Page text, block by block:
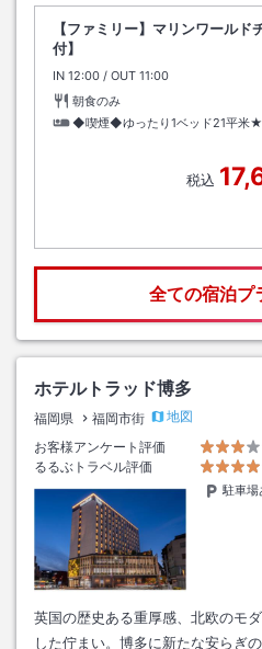
【ファミリー】マリンワール
付】
IN チェックイン
12:00 / OUT チェックアウト
11:00
朝食のみ
◆喫煙◆ゆったり1ベッド21平米★
税込
全ての宿泊プ
ホテルトラッド博多
福岡県 福岡市街
地図
お客様アンケート評価
るるぶトラベル評価
駐車場
英国の歴史ある重厚感、北欧のモ
した佇まい。博多に新たな安らぎ